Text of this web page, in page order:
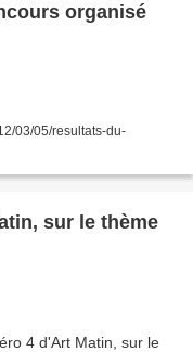
organisé
03/05/resultats-du-
sur le thème